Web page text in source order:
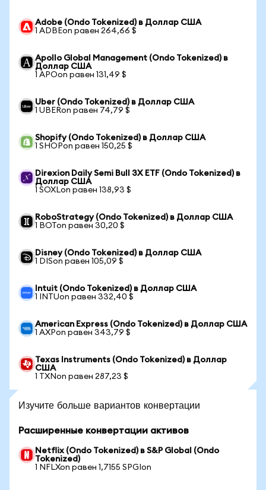
Adobe (Ondo Tokenized) в Доллар США
1 ADBEon равен 264,66 $
Apollo Global Management (Ondo Tokenized) в
Доллар США
1 APOon равен 131,49 $
Uber (Ondo Tokenized) в Доллар США
1 UBERon равен 74,79 $
Shopify (Ondo Tokenized) в Доллар США
1 SHOPon равен 150,25 $
Direxion Daily Semi Bull 3X ETF (Ondo Tokenized) в
Доллар США
1 SOXLon равен 138,93 $
RoboStrategy (Ondo Tokenized) в Доллар США
1 BOTon равен 30,20 $
Disney (Ondo Tokenized) в Доллар США
1 DISon равен 105,09 $
Intuit (Ondo Tokenized) в Доллар США
1 INTUon равен 332,40 $
American Express (Ondo Tokenized) в Доллар США
1 AXPon равен 343,79 $
Texas Instruments (Ondo Tokenized) в Доллар
США
1 TXNon равен 287,23 $
Изучите больше вариантов конвертации
Расширенные конвертации активов
Netflix (Ondo Tokenized) в S&P Global (Ondo
Tokenized)
1 NFLXon равен 1,7155 SPGIon